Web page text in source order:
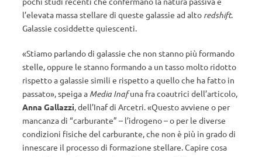
l’elevata massa stellare di queste galassie ad alto redshift.
Galassie cosiddette quiescenti.
«Stiamo parlando di galassie che non stanno più formando
stelle, oppure le stanno formando a un tasso molto ridotto
rispetto a galassie simili e rispetto a quello che ha fatto in
passato», speiga a Media Inafuna fra coautrici dell’articolo,
Anna Gallazzi, dell’Inaf di Arcetri. «Questo avviene o per
mancanza di “carburante” – l’idrogeno – o per le diverse
condizioni fisiche del carburante, che non è più in grado di
innescare il processo di formazione stellare. Capire cosa